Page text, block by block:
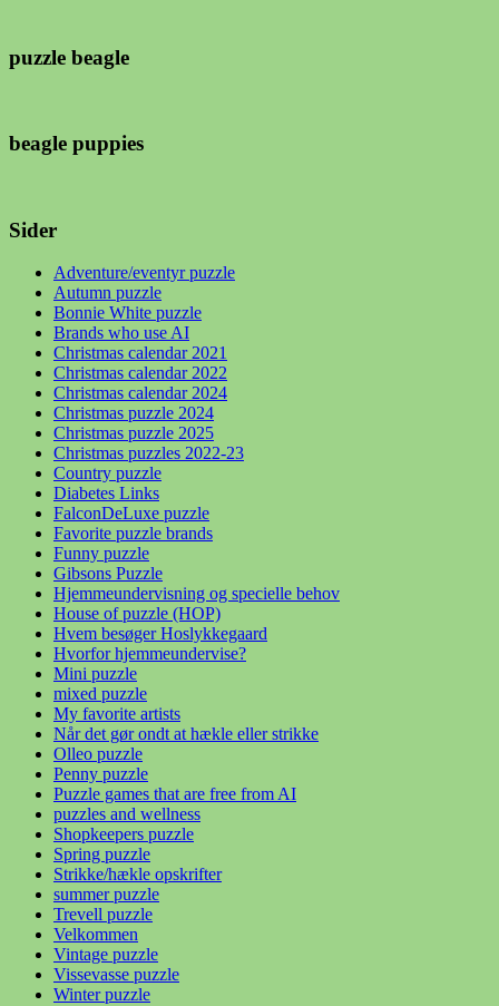
puzzle beagle
beagle puppies
Sider
Adventure/eventyr puzzle
Autumn puzzle
Bonnie White puzzle
Brands who use AI
Christmas calendar 2021
Christmas calendar 2022
Christmas calendar 2024
Christmas puzzle 2024
Christmas puzzle 2025
Christmas puzzles 2022-23
Country puzzle
Diabetes Links
FalconDeLuxe puzzle
Favorite puzzle brands
Funny puzzle
Gibsons Puzzle
Hjemmeundervisning og specielle behov
House of puzzle (HOP)
Hvem besøger Hoslykkegaard
Hvorfor hjemmeundervise?
Mini puzzle
mixed puzzle
My favorite artists
Når det gør ondt at hækle eller strikke
Olleo puzzle
Penny puzzle
Puzzle games that are free from AI
puzzles and wellness
Shopkeepers puzzle
Spring puzzle
Strikke/hækle opskrifter
summer puzzle
Trevell puzzle
Velkommen
Vintage puzzle
Vissevasse puzzle
Winter puzzle